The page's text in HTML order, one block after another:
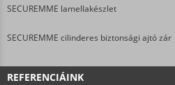
SECUREMME lamellakészlet
SECUREMME cilinderes biztonsági ajtó zár
REFERENCIÁINK